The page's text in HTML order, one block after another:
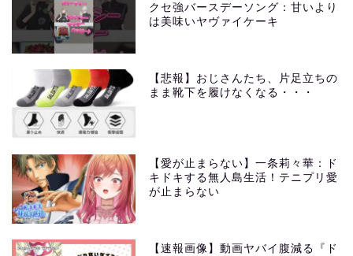
クセ強バースデーソング：甘いより
は美味いヤヴァイケーキ
【悲報】おじさんたち、片足立ちの
まま靴下を履けなくなる・・・
【愛が止まらない】一条莉々華：ド
キドキする無人島生活！テニプリ愛
が止まらない
【速報画像】動画ヤバイ腹減る『ド